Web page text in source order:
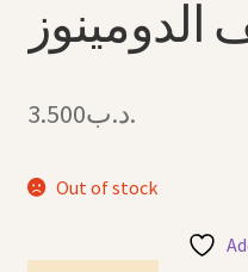
.د.ب3.500
Out of stock